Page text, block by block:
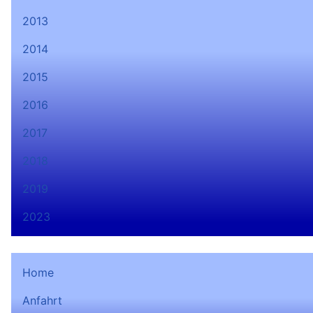
2013
2014
2015
2016
2017
2018
2019
2023
Home
Anfahrt